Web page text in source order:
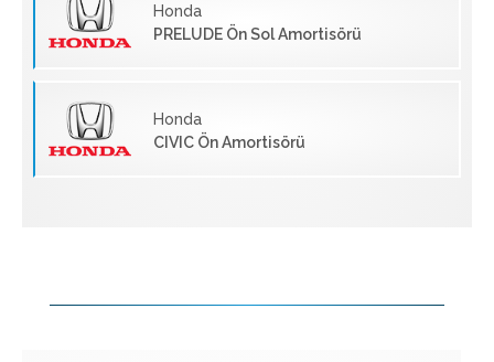
Honda
PRELUDE Ön Sol Amortisörü
Honda
CIVIC Ön Amortisörü